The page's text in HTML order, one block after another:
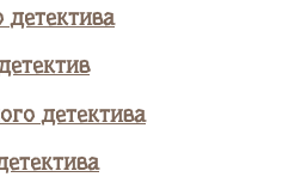
детектива
детектива